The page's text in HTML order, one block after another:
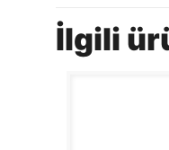
İlgili